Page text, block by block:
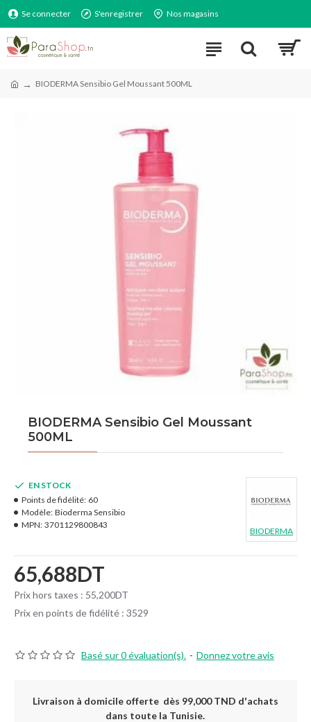
Se connecter S'enregistrer Nos magasins
BIODERMA Sensibio Gel Moussant 500ML
BIODERMA Sensibio Gel Moussant
500ML
Basé sur 0 évaluation(s). - Donnez votre avis
65,688DT
Prix hors taxes : 55,200DT
Prix en points de fidélité : 3529
EN STOCK
Points de fidélité: 60
Modèle: Bioderma Sensibio
MPN: 3701129800843
BIODERMA
Livraison à domicile offerte dès 99,000 TND d'achats
dans toute la Tunisie.